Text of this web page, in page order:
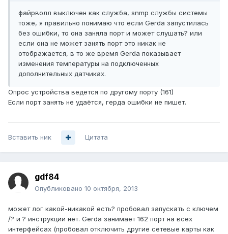
файрволл выключен как служба, snmp службы системы
тоже, я правильно понимаю что если Gerda запустилась
без ошибки, то она заняла порт и может слушать? или
если она не может занять порт это никак не
отображается, в то же время Gerda показывает
изменения температуры на подключенных
дополнительных датчиках.
Опрос устройства ведется по другому порту (161)
Если порт занять не удаётся, герда ошибки не пишет.
Вставить ник Цитата
gdf84
Опубликовано 10 октября, 2013
может лог какой-никакой есть? пробовал запускать с ключем
/? и ? инструкции нет. Gerda занимает 162 порт на всех
интерфейсах (пробовал отключить другие сетевые карты как